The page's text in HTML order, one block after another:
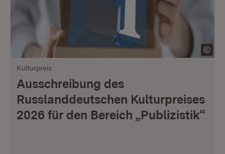
Kulturpreis
Ausschreibung des
Russlanddeutschen Kulturpreises
2026 für den Bereich „Publizistik“